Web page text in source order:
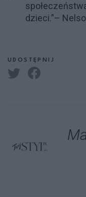
dzieci.”–
UDOSTĘPNIJ